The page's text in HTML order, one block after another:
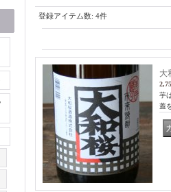
登録アイテム数: 4件
大
芋
蓋